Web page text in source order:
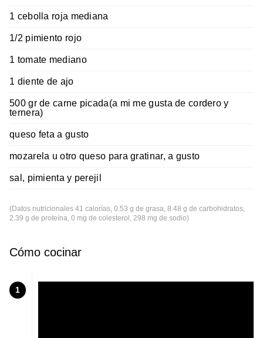
1 cebolla roja mediana
1/2 pimiento rojo
1 tomate mediano
1 diente de ajo
500 gr de carne picada(a mi me gusta de cordero y
ternera)
queso feta a gusto
mozarela u otro queso para gratinar, a gusto
sal, pimienta y perejil
(Datos nutricionales 41 calorías, 0.53 g de grasa, 8.48 g de carbohidratos,
2.39 g de proteína, 0 mg de colesterol, 298 mg de sodio)
Cómo cocinar
1